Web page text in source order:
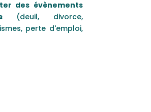
des évènements
(deuil, divorce,
perte d'emploi,